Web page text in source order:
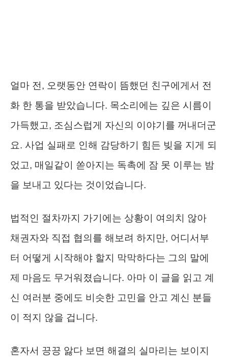
얼마 전, 오랫동안 연락이 뜸했던 친구에게서 전
화 한 통을 받았습니다. 목소리에는 깊은 시름이
가득했고, 조심스럽게 자신의 이야기를 꺼내더군
요. 사업 실패로 인해 감당하기 힘든 빚을 지게 되
었고, 매일같이 쏟아지는 독촉에 잠 못 이루는 밤
을 보내고 있다는 것이었습니다.
법적인 절차까지 가기에는 상황이 여의치 않아
채권자와 직접 협의를 해보려 하지만, 어디서부
터 어떻게 시작해야 할지 막막하다는 그의 말에
제 마음도 무거워졌습니다. 아마 이 글을 읽고 계
신 여러분 중에도 비슷한 고민을 안고 계신 분들
이 적지 않을 겁니다.
혼자서 끙끙 앓다 보면 해결의 실마리는 보이지